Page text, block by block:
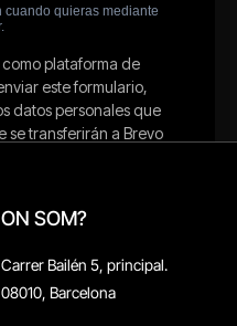
ON SOM?
Carrer Bailén 5, principal.
08010, Barcelona